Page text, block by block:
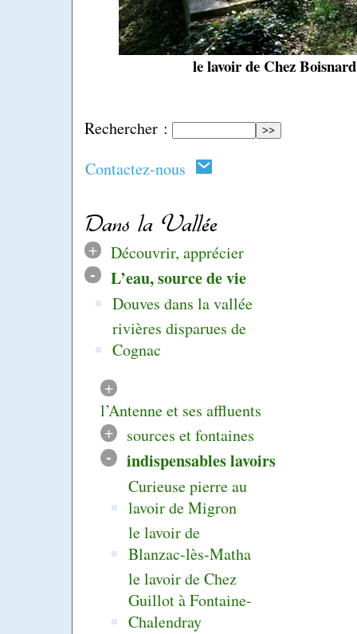
Rechercher :
Contactez-nous
Dans la Vallée
+ Découvrir, apprécier
- L’eau, source de vie
Douves dans la vallée
rivières disparues de
Cognac
+
l’Antenne et ses affluents
+
sources et fontaines
- indispensables lavoirs
Curieuse pierre au
lavoir de Migron
le lavoir de
Blanzac-lès-Matha
le lavoir de Chez
Guillot à Fontaine-
Chalendray
le lavoir de Chez Boisnard